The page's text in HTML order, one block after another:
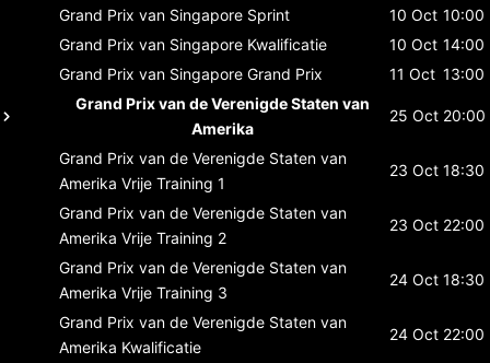
Grand Prix van Singapore Sprint 10 Oct 10:00
Grand Prix van Singapore Kwalificatie 10 Oct 14:00
Grand Prix van Singapore Grand Prix 11 Oct 13:00
Grand Prix van de Verenigde Staten van
Amerika
25 Oct 20:00
Grand Prix van de Verenigde Staten van
Amerika Vrije Training 1
23 Oct 18:30
Grand Prix van de Verenigde Staten van
Amerika Vrije Training 2
23 Oct 22:00
Grand Prix van de Verenigde Staten van
Amerika Vrije Training 3
24 Oct 18:30
Grand Prix van de Verenigde Staten van
Amerika Kwalificatie
24 Oct 22:00